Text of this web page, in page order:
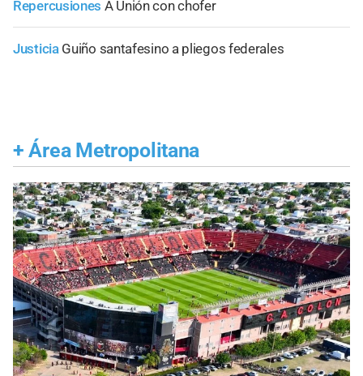
Repercusiones A Unión con chofer
Justicia Guiño santafesino a pliegos federales
+ Área Metropolitana